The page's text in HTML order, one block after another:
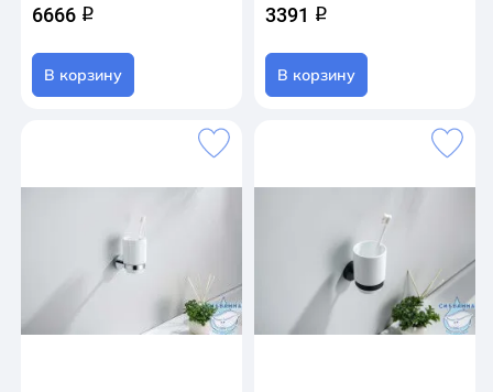
6666 q
В корзину
3391 q
В корзину